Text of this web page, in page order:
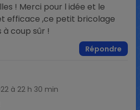
! Merci pour l idée et le
efficace ,ce petit bricolage
coup sûr !
Répondre
à 22 h 30 min